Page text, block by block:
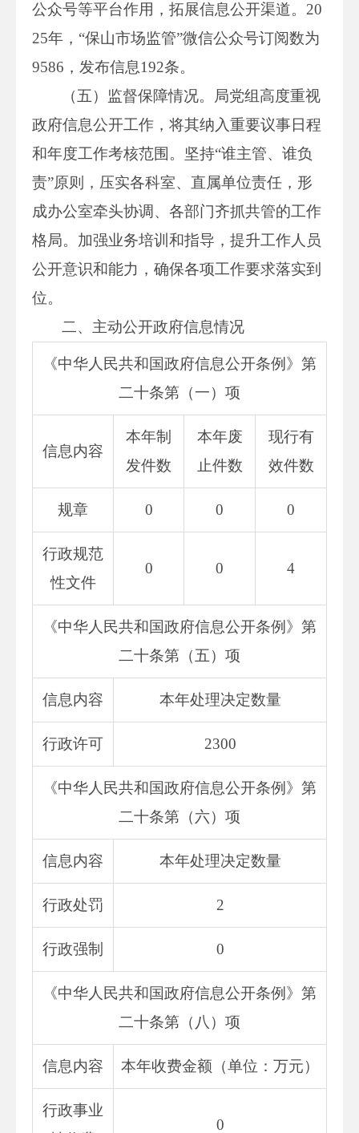
公众号等平台作用，拓展信息公开渠道。20
25年，“保山市场监管”微信公众号订阅数为
9586，发布信息192条。
（五）监督保障情况。局党组高度重视
政府信息公开工作，将其纳入重要议事日程
和年度工作考核范围。坚持“谁主管、谁负
责”原则，压实各科室、直属单位责任，形
成办公室牵头协调、各部门齐抓共管的工作
格局。加强业务培训和指导，提升工作人员
公开意识和能力，确保各项工作要求落实到
位。
二、主动公开政府信息情况
《中华人民共和国政府信息公开条例》第
二十条第（一）项
信息内容
本年制
发件数
本年废
止件数
现行有
效件数
规章 0 0 0
行政规范
性文件
0 0 4
《中华人民共和国政府信息公开条例》第
二十条第（五）项
信息内容 本年处理决定数量
行政许可 2300
《中华人民共和国政府信息公开条例》第
二十条第（六）项
信息内容 本年处理决定数量
行政处罚 2
行政强制 0
《中华人民共和国政府信息公开条例》第
二十条第（八）项
信息内容 本年收费金额（单位：万元）
行政事业
0